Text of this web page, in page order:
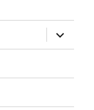
expand
child
menu